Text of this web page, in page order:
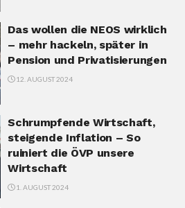
Das wollen die NEOS wirklich
– mehr hackeln, später in
Pension und Privatisierungen
12. AUGUST 2024
Schrumpfende Wirtschaft,
steigende Inflation – So
ruiniert die ÖVP unsere
Wirtschaft
1. AUGUST 2024